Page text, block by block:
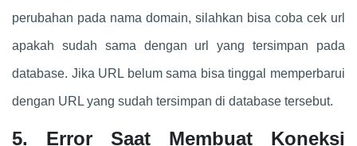
perubahan pada nama domain, silahkan bisa coba cek url
apakah sudah sama dengan url yang tersimpan pada
database. Jika URL belum sama bisa tinggal memperbarui
dengan URL yang sudah tersimpan di database tersebut.
5. Error Saat Membuat Koneksi